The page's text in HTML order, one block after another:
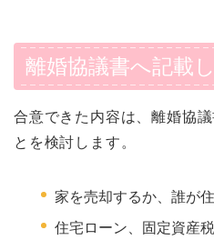
離婚協議書へ記載
合意できた内容は、離婚協
とを検討します。
家を売却するか、誰が
住宅ローン、固定資産